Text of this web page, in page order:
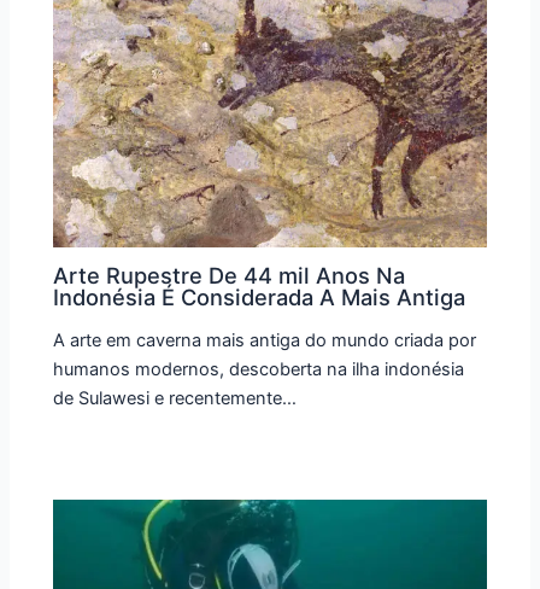
Arte Rupestre De 44 mil Anos Na
Indonésia É Considerada A Mais Antiga
A arte em caverna mais antiga do mundo criada por
humanos modernos, descoberta na ilha indonésia
de Sulawesi e recentemente…